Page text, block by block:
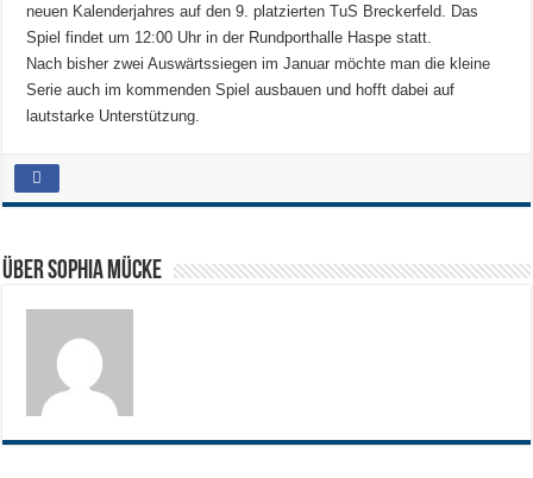
neuen Kalenderjahres auf den 9. platzierten TuS Breckerfeld. Das
Spiel findet um 12:00 Uhr in der Rundporthalle Haspe statt.
Nach bisher zwei Auswärtssiegen im Januar möchte man die kleine
Serie auch im kommenden Spiel ausbauen und hofft dabei auf
lautstarke Unterstützung.
Über Sophia Mücke